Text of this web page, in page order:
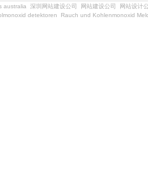
australia 深圳网站建设公司 网站建设公司
网站设计
detektoren Rauch und Kohlenmonoxid